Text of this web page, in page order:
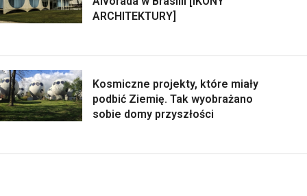
ARCHITEKTURY]
Kosmiczne projekty, które miały
podbić Ziemię. Tak wyobrażano
sobie domy przyszłości